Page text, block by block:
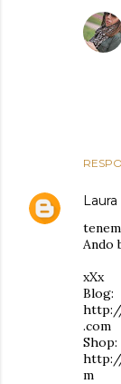
Laura
Ando
xXx
Blog:
.com
Shop:
m